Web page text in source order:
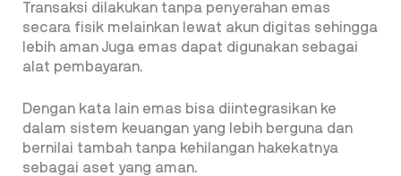
Transaksi dilakukan tanpa penyerahan emas
secara fisik melainkan lewat akun digitas sehingga
lebih aman Juga emas dapat digunakan sebagai
alat pembayaran.
Dengan kata lain emas bisa diintegrasikan ke
dalam sistem keuangan yang lebih berguna dan
bernilai tambah tanpa kehilangan hakekatnya
sebagai aset yang aman.